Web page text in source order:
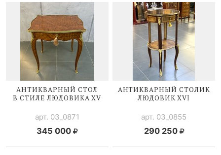
АНТИКВАРНЫЙ СТОЛ
В СТИЛЕ ЛЮДОВИКА XV
арт. 03_0871
345 000
АНТИКВАРНЫЙ СТОЛИК
ЛЮДОВИК XVI
арт. 03_0855
290 250